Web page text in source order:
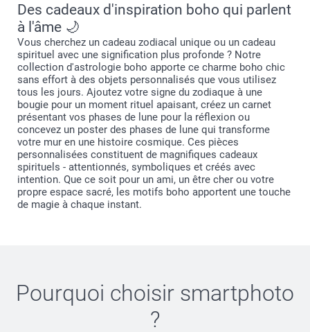
Des cadeaux d'inspiration boho qui parlent
à l'âme 🌙
Vous cherchez un cadeau zodiacal unique ou un cadeau
spirituel avec une signification plus profonde ? Notre
collection d'astrologie boho apporte ce charme boho chic
sans effort à des objets personnalisés que vous utilisez
tous les jours. Ajoutez votre signe du zodiaque à une
bougie pour un moment rituel apaisant, créez un carnet
présentant vos phases de lune pour la réflexion ou
concevez un poster des phases de lune qui transforme
votre mur en une histoire cosmique. Ces pièces
personnalisées constituent de magnifiques cadeaux
spirituels - attentionnés, symboliques et créés avec
intention. Que ce soit pour un ami, un être cher ou votre
propre espace sacré, les motifs boho apportent une touche
de magie à chaque instant.
Pourquoi choisir smartphoto
?